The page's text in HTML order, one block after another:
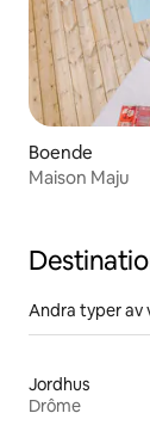
Boende
Maison Maju
Andra typer av
Jordhus
Drôme